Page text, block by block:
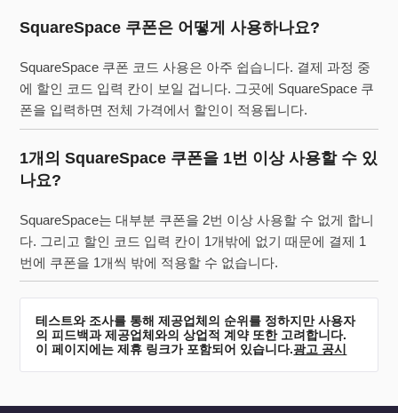
SquareSpace 쿠폰은 어떻게 사용하나요?
SquareSpace 쿠폰 코드 사용은 아주 쉽습니다. 결제 과정 중
에 할인 코드 입력 칸이 보일 겁니다. 그곳에 SquareSpace 쿠
폰을 입력하면 전체 가격에서 할인이 적용됩니다.
1개의 SquareSpace 쿠폰을 1번 이상 사용할 수 있
나요?
SquareSpace는 대부분 쿠폰을 2번 이상 사용할 수 없게 합니
다. 그리고 할인 코드 입력 칸이 1개밖에 없기 때문에 결제 1
번에 쿠폰을 1개씩 밖에 적용할 수 없습니다.
테스트와 조사를 통해 제공업체의 순위를 정하지만 사용자
의 피드백과 제공업체와의 상업적 계약 또한 고려합니다.
이 페이지에는 제휴 링크가 포함되어 있습니다.광고 공시